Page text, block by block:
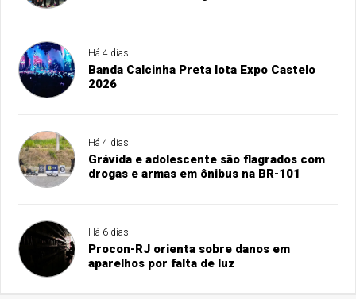
Há 4 dias
Banda Calcinha Preta lota Expo Castelo
2026
Há 4 dias
Grávida e adolescente são flagrados com
drogas e armas em ônibus na BR-101
Há 6 dias
Procon-RJ orienta sobre danos em
aparelhos por falta de luz